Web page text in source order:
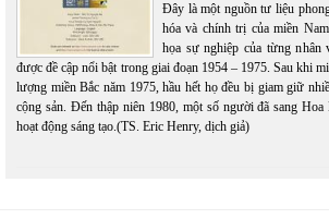
Đây là một nguồn tư liệu
hóa và chính trị của miền
họa sự nghiệp của từng nhân
được đề cập nổi bật trong giai đoạn 1954 – 1975. Sau khi
lượng miền Bắc năm 1975, hầu hết họ đều bị giam giữ
cộng sản. Đến thập niên 1980, một số người đã sang
hoạt động sáng tạo.(TS. Eric Henry, dịch giả)